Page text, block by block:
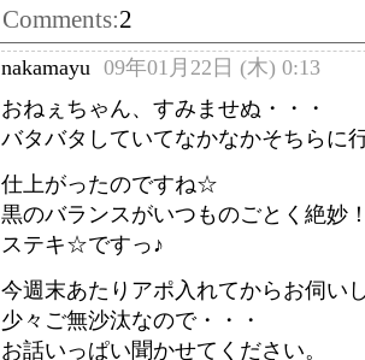
Comments:2
nakamayu 09年01月22日 (木) 0:13
おねぇちゃん、すみませぬ・・・
バタバタしていてなかなかそちらに
仕上がったのですね☆
黒のバランスがいつものごとく絶妙
ステキ☆ですっ♪
今週末あたりアポ入れてからお伺い
少々ご無沙汰なので・・・
お話いっぱい聞かせてください。